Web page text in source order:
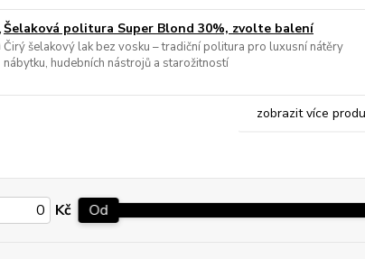
Šelaková politura Super Blond 30%, zvolte balení
Čirý šelakový lak bez vosku – tradiční politura pro luxusní nátěry
nábytku, hudebních nástrojů a starožitností
zobrazit více
Kč Od